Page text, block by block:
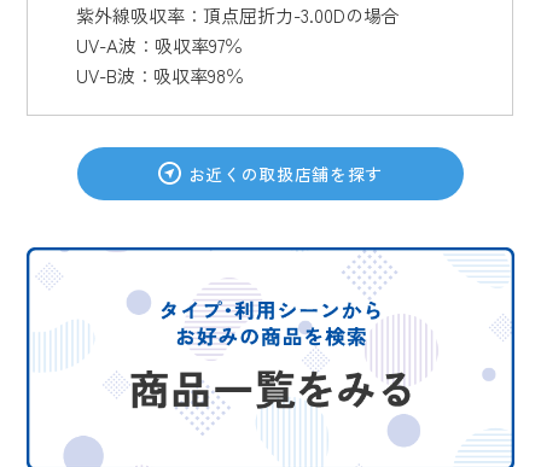
紫外線吸収率：頂点屈折力-3.00Dの場合
UV-A波：吸収率97％
UV-B波：吸収率98％
お近くの取扱店舗を探す